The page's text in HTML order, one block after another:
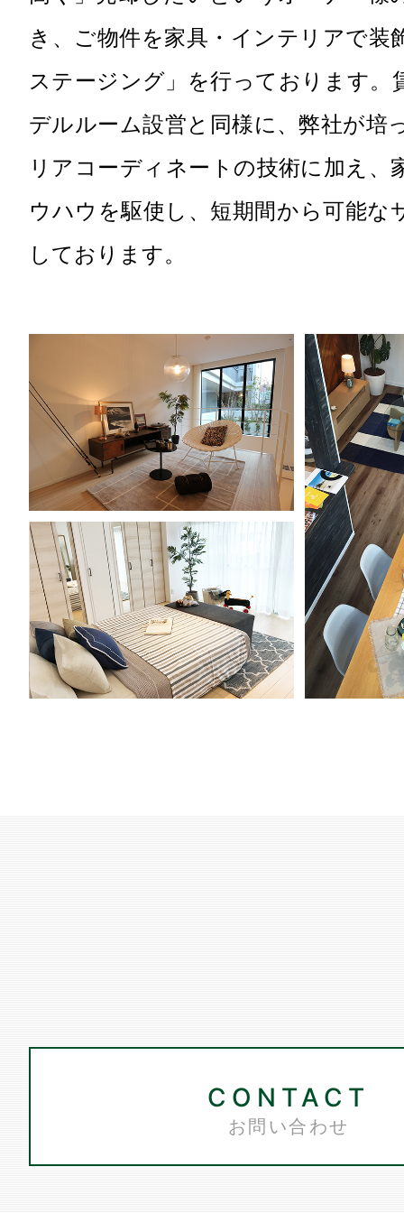
き、ご物件を家具・インテリアで装
ステージング」を行っております。
デルルーム設営と同様に、弊社が培
リアコーディネートの技術に加え、
ウハウを駆使し、短期間から可能な
しております。
CONTACT
お問い合わせ